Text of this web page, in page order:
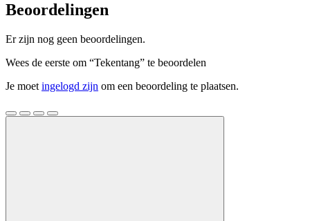
Beoordelingen
Er zijn nog geen beoordelingen.
Wees de eerste om “Tekentang” te beoordelen
Je moet ingelogd zijn om een beoordeling te plaatsen.